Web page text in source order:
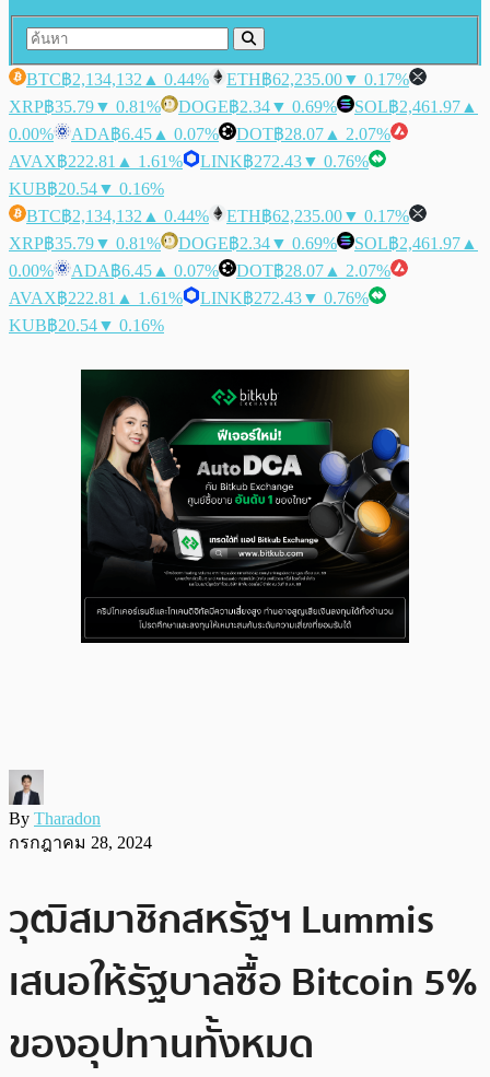
BTC฿2,134,132 ▲ 0.44% ETH฿62,235.00▼ 0.17%
XRP฿35.79▼ 0.81% DOGE฿2.34▼ 0.69% SOL฿2,461.97 ▲
0.00%
ADA฿6.45 ▲ 0.07% DOT฿28.07 ▲ 2.07%
AVAX฿222.81 ▲ 1.61% LINK฿272.43▼ 0.76%
KUB฿20.54▼ 0.16%
BTC฿2,134,132 ▲ 0.44% ETH฿62,235.00▼ 0.17%
XRP฿35.79▼ 0.81% DOGE฿2.34▼ 0.69% SOL฿2,461.97 ▲
0.00%
ADA฿6.45 ▲ 0.07% DOT฿28.07 ▲ 2.07%
AVAX฿222.81 ▲ 1.61% LINK฿272.43▼ 0.76%
KUB฿20.54▼ 0.16%
By Tharadon
กรกฎาคม 28, 2024
วุฒิสมาชิกสหรัฐฯ Lummis
เสนอให้รัฐบาลซื้อ Bitcoin 5%
ของอุปทานทั้งหมด